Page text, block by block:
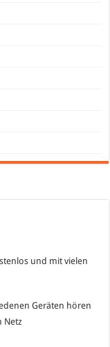
und mit vielen
Geräten hören
Netz